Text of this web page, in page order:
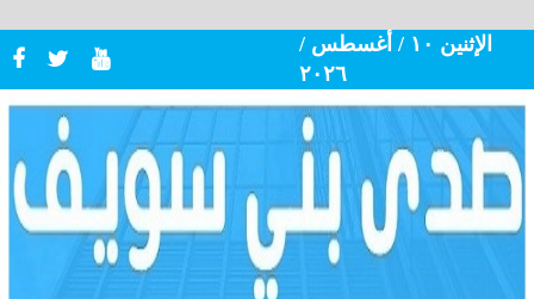
الإثنين ١٠ / أغسطس /
٢٠٢٦